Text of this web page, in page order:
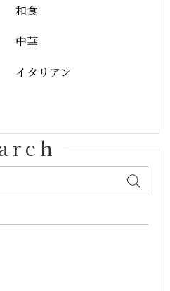
和食
中華
イタリアン